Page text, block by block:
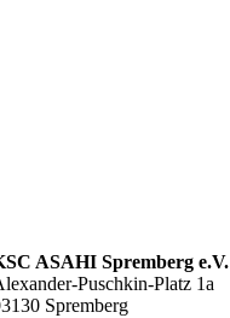
ASAHI Spremberg e.V.
Puschkin-Platz 1a
Spremberg